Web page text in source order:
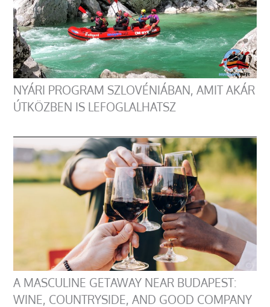
NYÁRI PROGRAM SZLOVÉNIÁBAN, AMIT AKÁR
ÚTKÖZBEN IS LEFOGLALHATSZ
A MASCULINE GETAWAY NEAR BUDAPEST:
WINE, COUNTRYSIDE, AND GOOD COMPANY